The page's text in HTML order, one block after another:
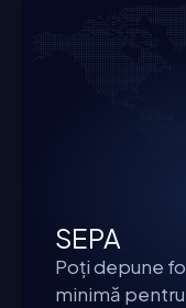
SEPA
Poți depune
minimă